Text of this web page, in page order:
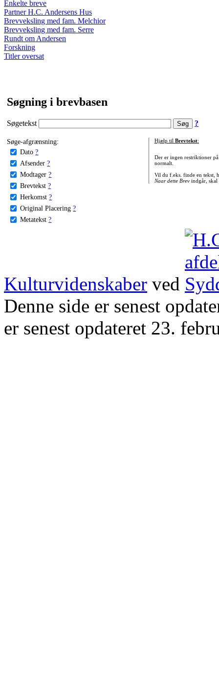
Enkelte breve
Partner H.C. Andersens Hus
Brevveksling med fam. Melchior
Brevveksling med fam. Serre
Rundt om Andersen
Forskning
Titler oversat
Søgning i brevbasen
Søgetekst ?
Søge-afgrænsning:
Dato ?
Afsender ?
Modtager ?
Brevtekst ?
Herkomst ?
Original Placering ?
Metatekst ?
Hjælp til Brevtekst:
Der er ingen restriktioner
normalt.
Vil du f.eks. finde en tekst,
Naar dette Brevindgår, skal
Kulturvidenskaber ved
Denne side er senest
er senest opdateret 23.